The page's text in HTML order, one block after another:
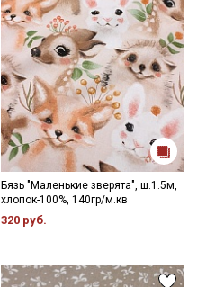
Бязь "Маленькие зверята", ш.1.5м,
хлопок-100%, 140гр/м.кв
320 руб.